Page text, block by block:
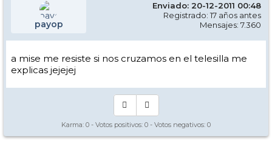
payop
Enviado: 20-12-2011 00:48
Registrado: 17 años antes
Mensajes: 7.360
a mise me resiste si nos cruzamos en el telesilla me
explicas jejejej
Karma: 0 - Votos positivos: 0 - Votos negativos: 0